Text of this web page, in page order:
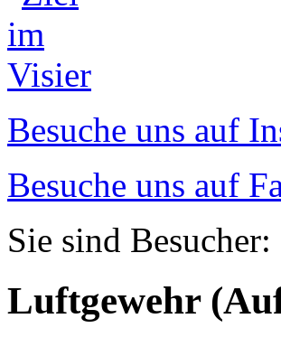
Besuche uns auf
Besuche uns auf
Sie sind
Luftgewehr